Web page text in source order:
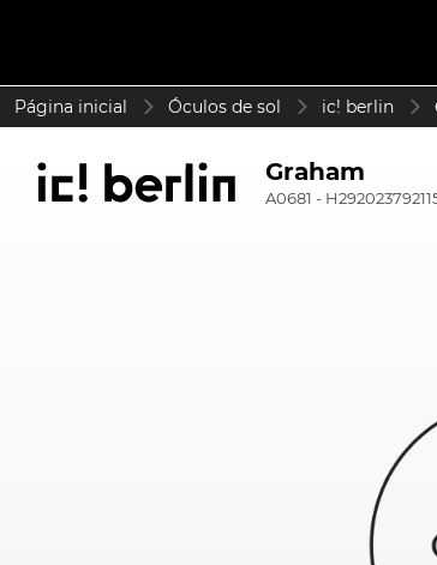
Página inicial Óculos de sol ic! berlin
Graham
A0681 -